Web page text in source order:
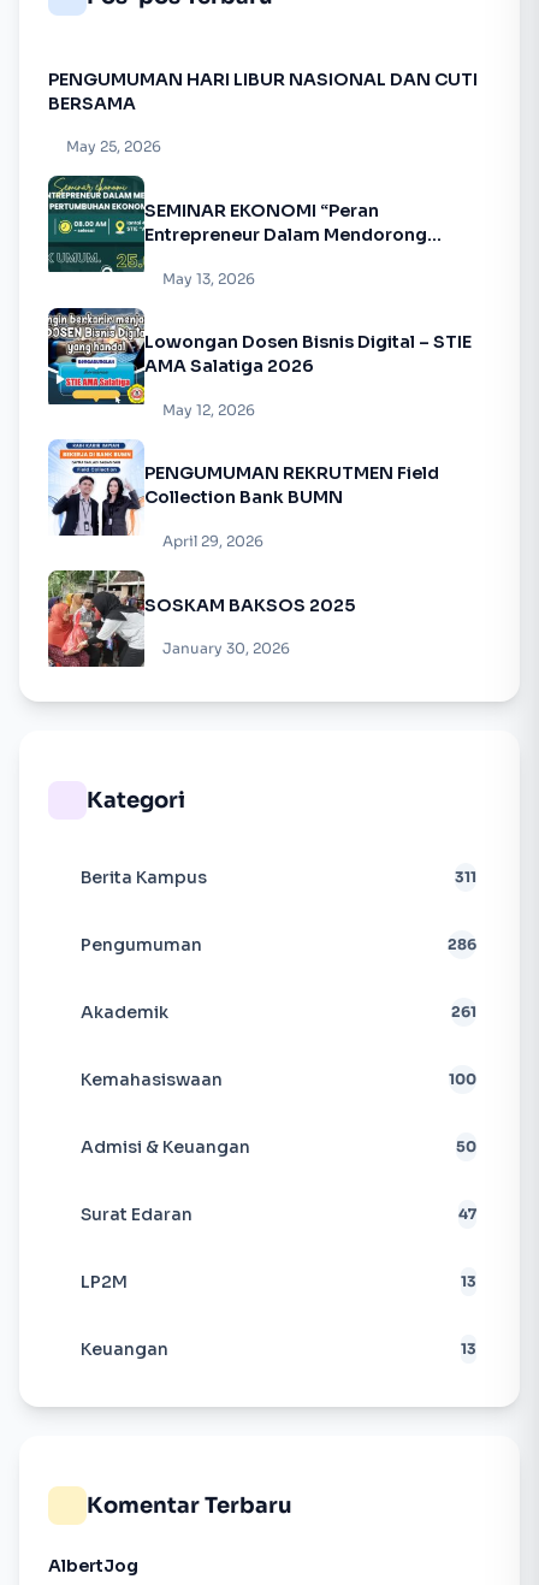
PENGUMUMAN HARI LIBUR NASIONAL DAN CUTI
BERSAMA
May 25, 2026
SEMINAR EKONOMI “Peran
Entrepreneur Dalam Mendorong
May 13, 2026
Lowongan Dosen Bisnis Digital – STIE
AMA Salatiga 2026
May 12, 2026
PENGUMUMAN REKRUTMEN Field
Collection Bank BUMN
April 29, 2026
SOSKAM BAKSOS 2025
January 30, 2026
Kategori
Berita Kampus 311
Pengumuman 286
Akademik 261
Kemahasiswaan 100
Admisi & Keuangan 50
Surat Edaran 47
LP2M 13
Keuangan 13
Komentar Terbaru
AlbertJog